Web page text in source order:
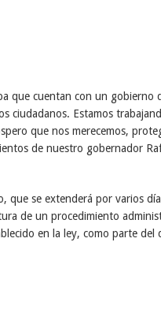
que cuentan con un gobierno
ciudadanos. Estamos
que nos merecemos,
de nuestro gobernador
que se extenderá por varios
de un procedimiento
en la ley, como parte del